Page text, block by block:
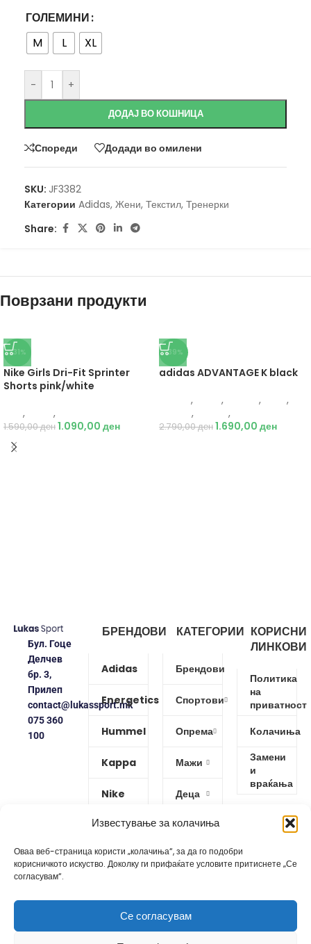
Известување за колачиња
Оваа веб-страница користи „колачиња“, за да го подобри
корисничкото искуство. Доколку ги прифаќате условите притиснете „Се
согласувам“.
Се согласувам
ГОЛЕМИНИ
M
L XL
- +
ДОДАЈ ВО КОШНИЦА
Спореди Додади во омилени
SKU: JF3382
Категории Adidas, Жени, Текстил, Тренерки
Share:
Поврзани продукти
-31%
Nike Girls Dri-Fit Sprinter
Shorts pink/white
, ,
1.590,00ден1.090,00 ден
-39%
adidas ADVANTAGE K black
, , ,
,
, ,
2.790,00ден1.690,00 ден
Бул. Гоце
Делчев
бр. 3,
Прилеп
contact@lukassport.mk
075 360
100
БРЕНДОВИ
Adidas
Energetics
Hummel
Kappa
Nike
Protouch
Puma
КАТЕГОРИИ
Брендови
Спортови
Опрема
Мажи
Деца
Жени
КОРИСНИ
ЛИНКОВИ
Политика
на
приватност
Колачиња
Замени
и
враќања
GoBro Studio